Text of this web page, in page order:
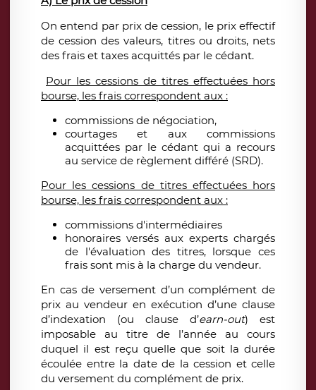
On entend par prix de cession, le prix effectif
de cession des valeurs, titres ou droits, nets
des frais et taxes acquittés par le cédant.
Pour les cessions de titres effectuées hors
bourse, les frais correspondent aux :
commissions de négociation,
courtages et aux commissions
acquittées par le cédant qui a recours
au service de règlement différé (SRD).
Pour les cessions de titres effectuées hors
bourse, les frais correspondent aux :
commissions d'intermédiaires
honoraires versés aux experts chargés
de l'évaluation des titres, lorsque ces
frais sont mis à la charge du vendeur.
En cas de versement d’un complément de
prix au vendeur en exécution d’une clause
d’indexation (ou clause d’earn-out) est
imposable au titre de l’année au cours
duquel il est reçu quelle que soit la durée
écoulée entre la date de la cession et celle
du versement du complément de prix.